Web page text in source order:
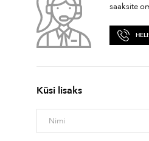
saaksite
Küsi lisaks